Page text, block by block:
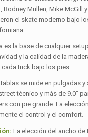
Rodney Mullen, Mike McGill
el skate moderno bajo
es la base de cualquier
y la calidad de la
cada trick bajo los pies.
se mide en pulgadas y
técnico y más de 9.0″
con pie grande. La
el control y el comfort.
La elección del ancho de